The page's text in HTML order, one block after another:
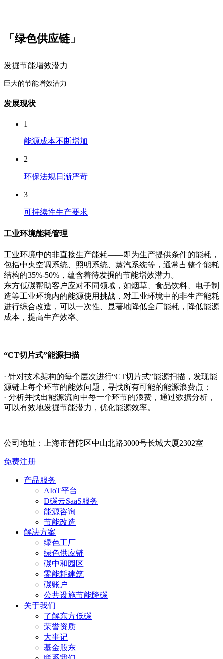
「绿色供应链」
发掘节能增效潜力
巨大的节能增效潜力
发展现状
1
能源成本不断增加
2
环保法规日渐严苛
3
可持续性生产要求
工业环境能耗管理
工业环境中的非直接生产能耗——即为生产提供条件的能耗，
包括中央空调系统、照明系统、蒸汽系统等，通常占整个能耗
结构的35%-50%，蕴含着待发掘的节能增效潜力。
东方低碳帮助客户应对不同领域，如烟草、食品饮料、电子制
造等工业环境内的能源使用挑战，对工业环境中的非生产能耗
进行综合改造，可以一次性、显著地降低全厂能耗，降低能源
成本，提高生产效率。
“CT切片式”能源扫描
· 针对技术架构的每个层次进行“CT切片式”能源扫描，发现能
源链上每个环节的能效问题，寻找所有可能的能源浪费点；
· 分析并找出能源流向中每一个环节的浪费，通过数据分析，
可以有效地发掘节能潜力，优化能源效率。
公司地址：上海市普陀区中山北路3000号长城大厦2302室
免费注册
产品服务
AIoT平台
D碳云SaaS服务
能源咨询
节能改造
解决方案
绿色工厂
绿色供应链
碳中和园区
零能耗建筑
碳账户
公共设施节能降碳
关于我们
了解东方低碳
荣誉资质
大事记
基金股东